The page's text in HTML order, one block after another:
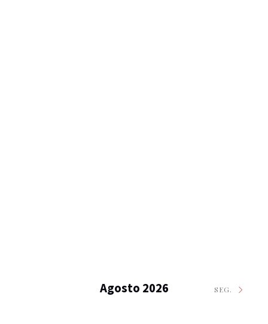
Agosto 2026 SEG.